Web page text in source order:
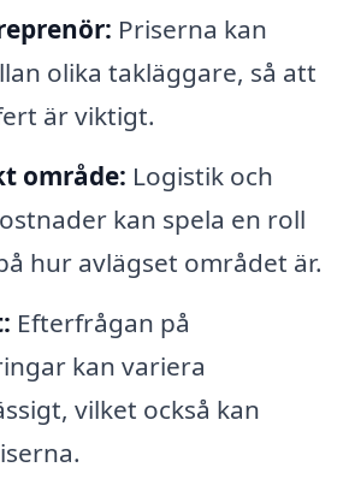
Priserna kan
olika takläggare, så att
är viktigt.
område: Logistik och
kan spela en roll
hur avlägset området är.
Efterfrågan på
kan variera
vilket också kan